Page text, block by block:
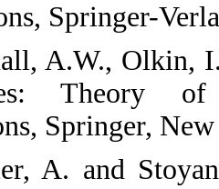
Distributions‎,
22. ‎Marshall‎,
Inequalities‎:
Applications,
23. ‎Mu ̈ller‎, ‎A‎.